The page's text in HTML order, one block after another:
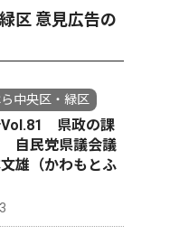
区 意見広告の
中央区・緑区
Vol.81 県政の課
自民党県議会議
雄（かわもとふ